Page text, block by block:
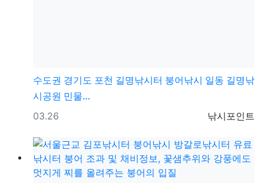
수도권 경기도 포천 길명낚시터 붕어낚시 일동 길명낚
시공원 민물…
등록자
낚시포인트
등록일
03.26